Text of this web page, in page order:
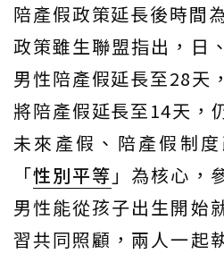
陪產假政策延長後時間
政策雖生聯盟指出，日
男性陪產假延長至28天
將陪產假延長至14天，
未來產假、陪產假制
「性別平等 」為核心，
男性能從孩子出生開始
習共同照顧，兩人一起